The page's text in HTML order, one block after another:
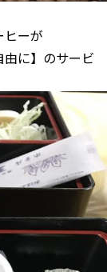
ヒーが
に】のサービ